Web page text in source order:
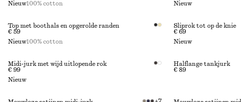
Nieuw100% cotton Nieuw
Top met boothals en opgerolde randen
€ 59
Nieuw100% cotton
Sliprok tot op de knie
€ 69
Nieuw
Midi-jurk met wijd uitlopende rok
€ 99
Nieuw
Halflange tankjurk
€ 89